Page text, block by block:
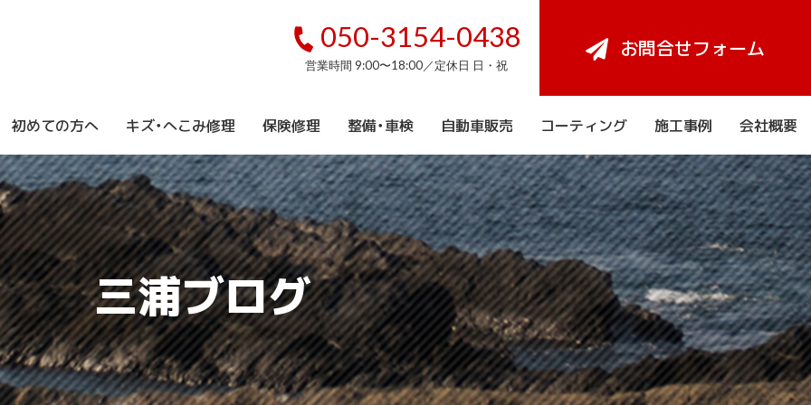
050-3154-0438
営業時間 9:00〜18:00／定休日 日・祝
お問合せフォーム
初めての方へ キズ・へこみ修理 保険修理 整備・車検 自動車販売 コーティング 施工事例 会社概要
三浦ブログ